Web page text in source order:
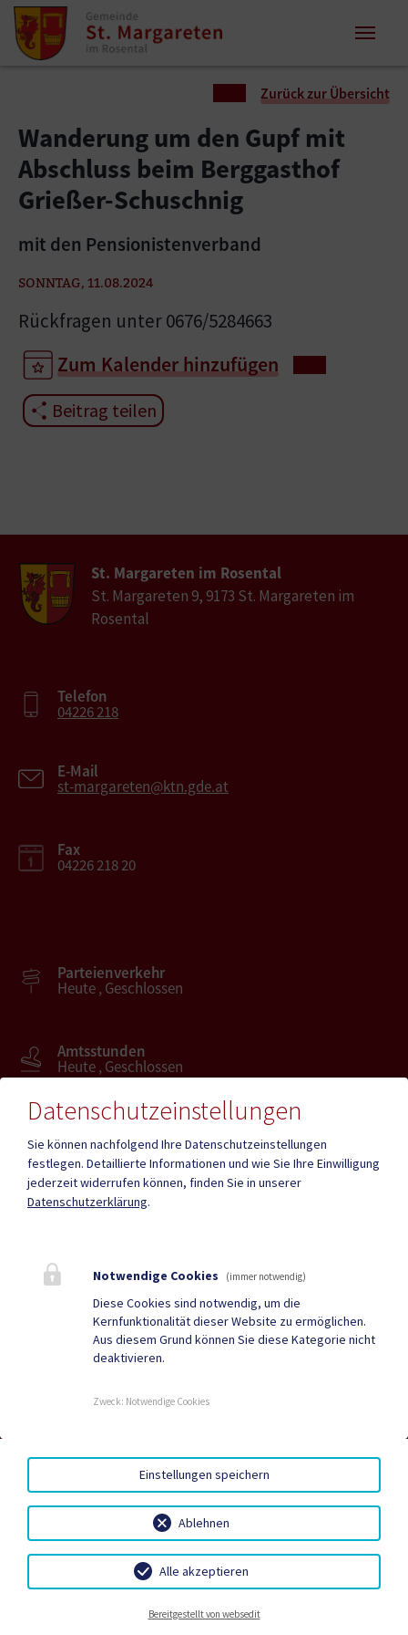
Zum Inhalt springen
Zum Seitenende springen
Zurück zur Übersicht
Wanderung um den Gupf mit
Abschluss beim Berggasthof
Grießer-Schuschnig
mit den Pensionistenverband
SONNTAG, 11.08.2024
Rückfragen unter 0676/5284663
Zum Kalender hinzufügen
Beitrag teilen
St. Margareten im Rosental
St. Margareten 9, 9173 St. Margareten im
Rosental
Telefon
04226 218
E-Mail
st-margareten@ktn.gde.at
Fax
04226 218 20
Parteienverkehr
Heute , Geschlossen
Amtsstunden
Heute , Geschlossen
Quicklinks
Gesundheit
Amtstafel
Gemeindezeitung
Neuigkeiten
AMTSSIGNATUR BARRIEREFREIHEIT
SITEMAP|IMPRESSUM
Datenschutzeinstellungen
Sie können nachfolgend Ihre Datenschutzeinstellungen
festlegen. Detaillierte Informationen und wie Sie Ihre Einwilligung
jederzeit widerrufen können, finden Sie in unserer
Datenschutzerklärung.
Notwendige Cookies (immer notwendig)
Diese Cookies sind notwendig, um die
Kernfunktionalität dieser Website zu ermöglichen.
Aus diesem Grund können Sie diese Kategorie nicht
deaktivieren.
Zweck: Notwendige Cookies
Ablehnen
Einstellungen speichern
Alle akzeptieren
Bereitgestellt von websedit